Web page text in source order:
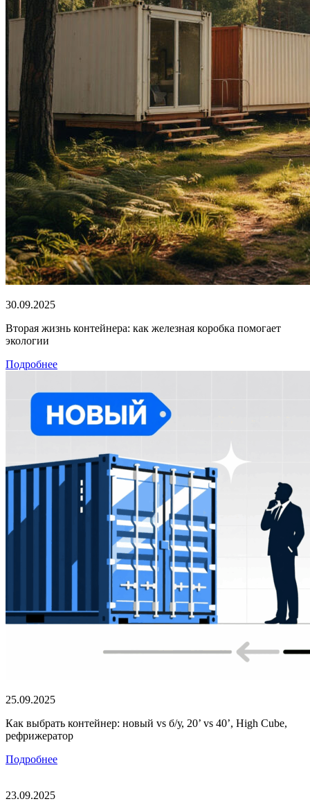
30.09.2025
Вторая жизнь контейнера: как железная коробка помогает
экологии
Подробнее
25.09.2025
Как выбрать контейнер: новый vs б/у, 20’ vs 40’, High Cube,
рефрижератор
Подробнее
23.09.2025